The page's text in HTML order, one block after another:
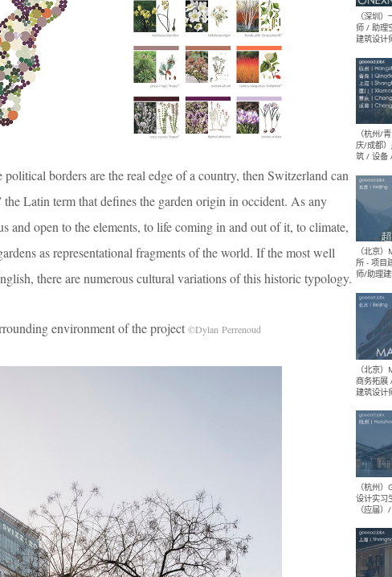
borders are the real edge of a country, then Switzerland can
Latin term that defines the garden origin in occident. As any
and open to the elements, to life coming in and out of it, to climate,
as representational fragments of the world. If the most well
there are numerous cultural variations of this historic typology.
environment of the project ©Dylan Perrenoud